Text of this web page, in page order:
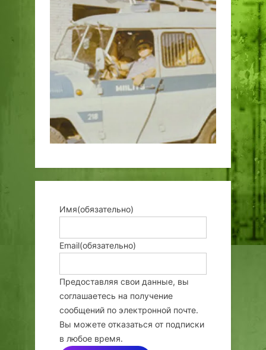
Имя(обязательно)
Email(обязательно)
Предоставляя свои данные, вы
соглашаетесь на получение
сообщений по электронной почте.
Вы можете отказаться от подписки
в любое время.